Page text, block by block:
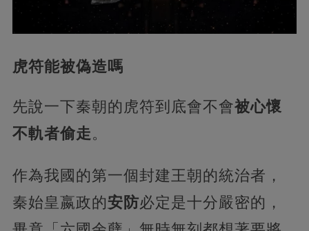
虎符能被偽造嗎
先說一下秦朝的虎符到底會不會被心懷
不軌者偷走。
作為我國的第一個封建王朝的統治者，
秦始皇嬴政的安防必定是十分嚴密的，